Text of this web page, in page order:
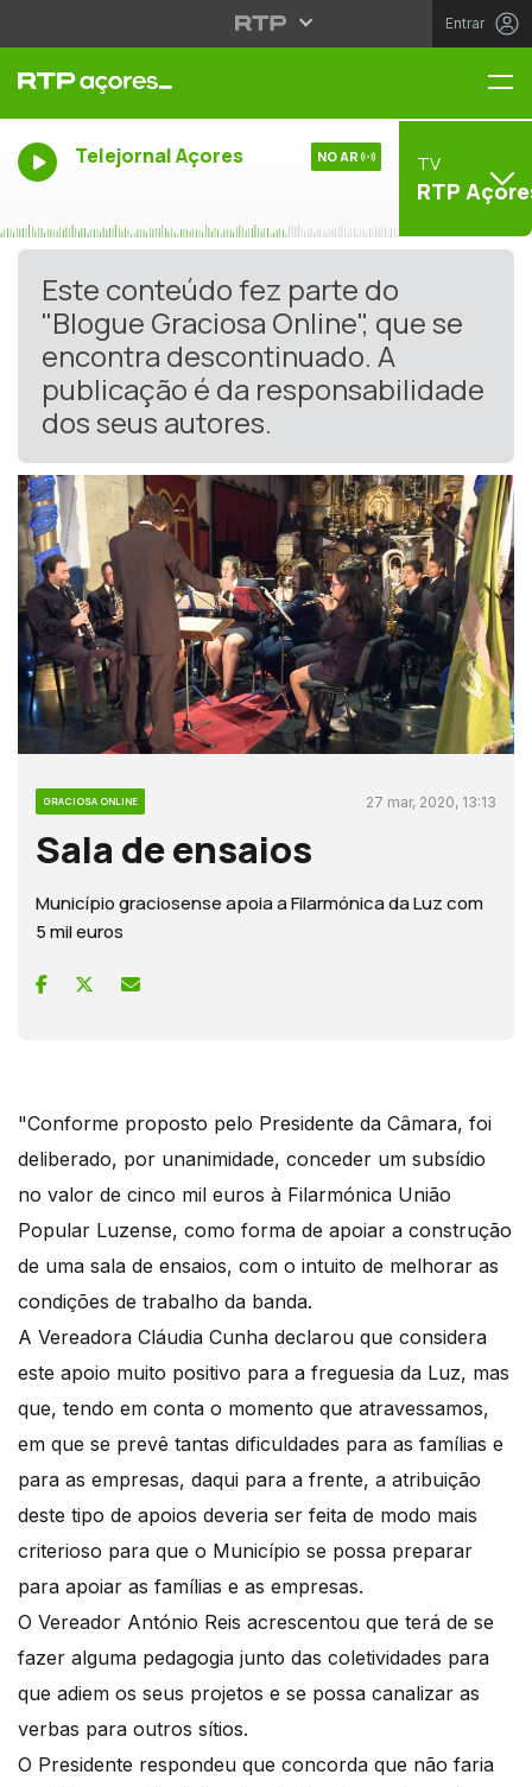
Entrar
Telejornal Açores NO AR TV
RTP
Este conteúdo fez parte do
"Blogue Graciosa Online", que se
encontra descontinuado. A
publicação é da responsabilidade
dos seus autores.
GRACIOSA ONLINE 27 mar, 2020, 13:13
Sala de ensaios
Município graciosense apoia a Filarmónica da Luz com
5 mil euros
"Conforme proposto pelo Presidente da Câmara, foi
deliberado, por unanimidade, conceder um subsídio
no valor de cinco mil euros à Filarmónica União
Popular Luzense, como forma de apoiar a construção
de uma sala de ensaios, com o intuito de melhorar as
condições de trabalho da banda.
A Vereadora Cláudia Cunha declarou que considera
este apoio muito positivo para a freguesia da Luz, mas
que, tendo em conta o momento que atravessamos,
em que se prevê tantas dificuldades para as famílias e
para as empresas, daqui para a frente, a atribuição
deste tipo de apoios deveria ser feita de modo mais
criterioso para que o Município se possa preparar
para apoiar as famílias e as empresas.
O Vereador António Reis acrescentou que terá de se
fazer alguma pedagogia junto das coletividades para
que adiem os seus projetos e se possa canalizar as
verbas para outros sítios.
O Presidente respondeu que concorda que não faria